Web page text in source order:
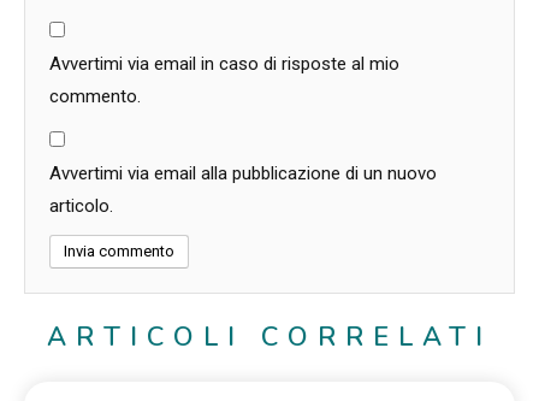
Avvertimi via email in caso di risposte al mio
commento.
Avvertimi via email alla pubblicazione di un nuovo
articolo.
ARTICOLI CORRELATI